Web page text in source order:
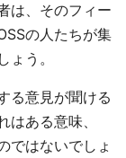
は、そのフィー
の人たちが集
う。
る意見が聞ける
ある意味、
ではないでしょ